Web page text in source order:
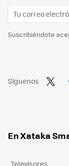
Suscribiéndote
Síguenos
En Xataka
Televisores